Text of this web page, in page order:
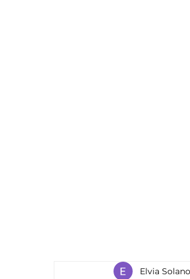
Elvia Solano